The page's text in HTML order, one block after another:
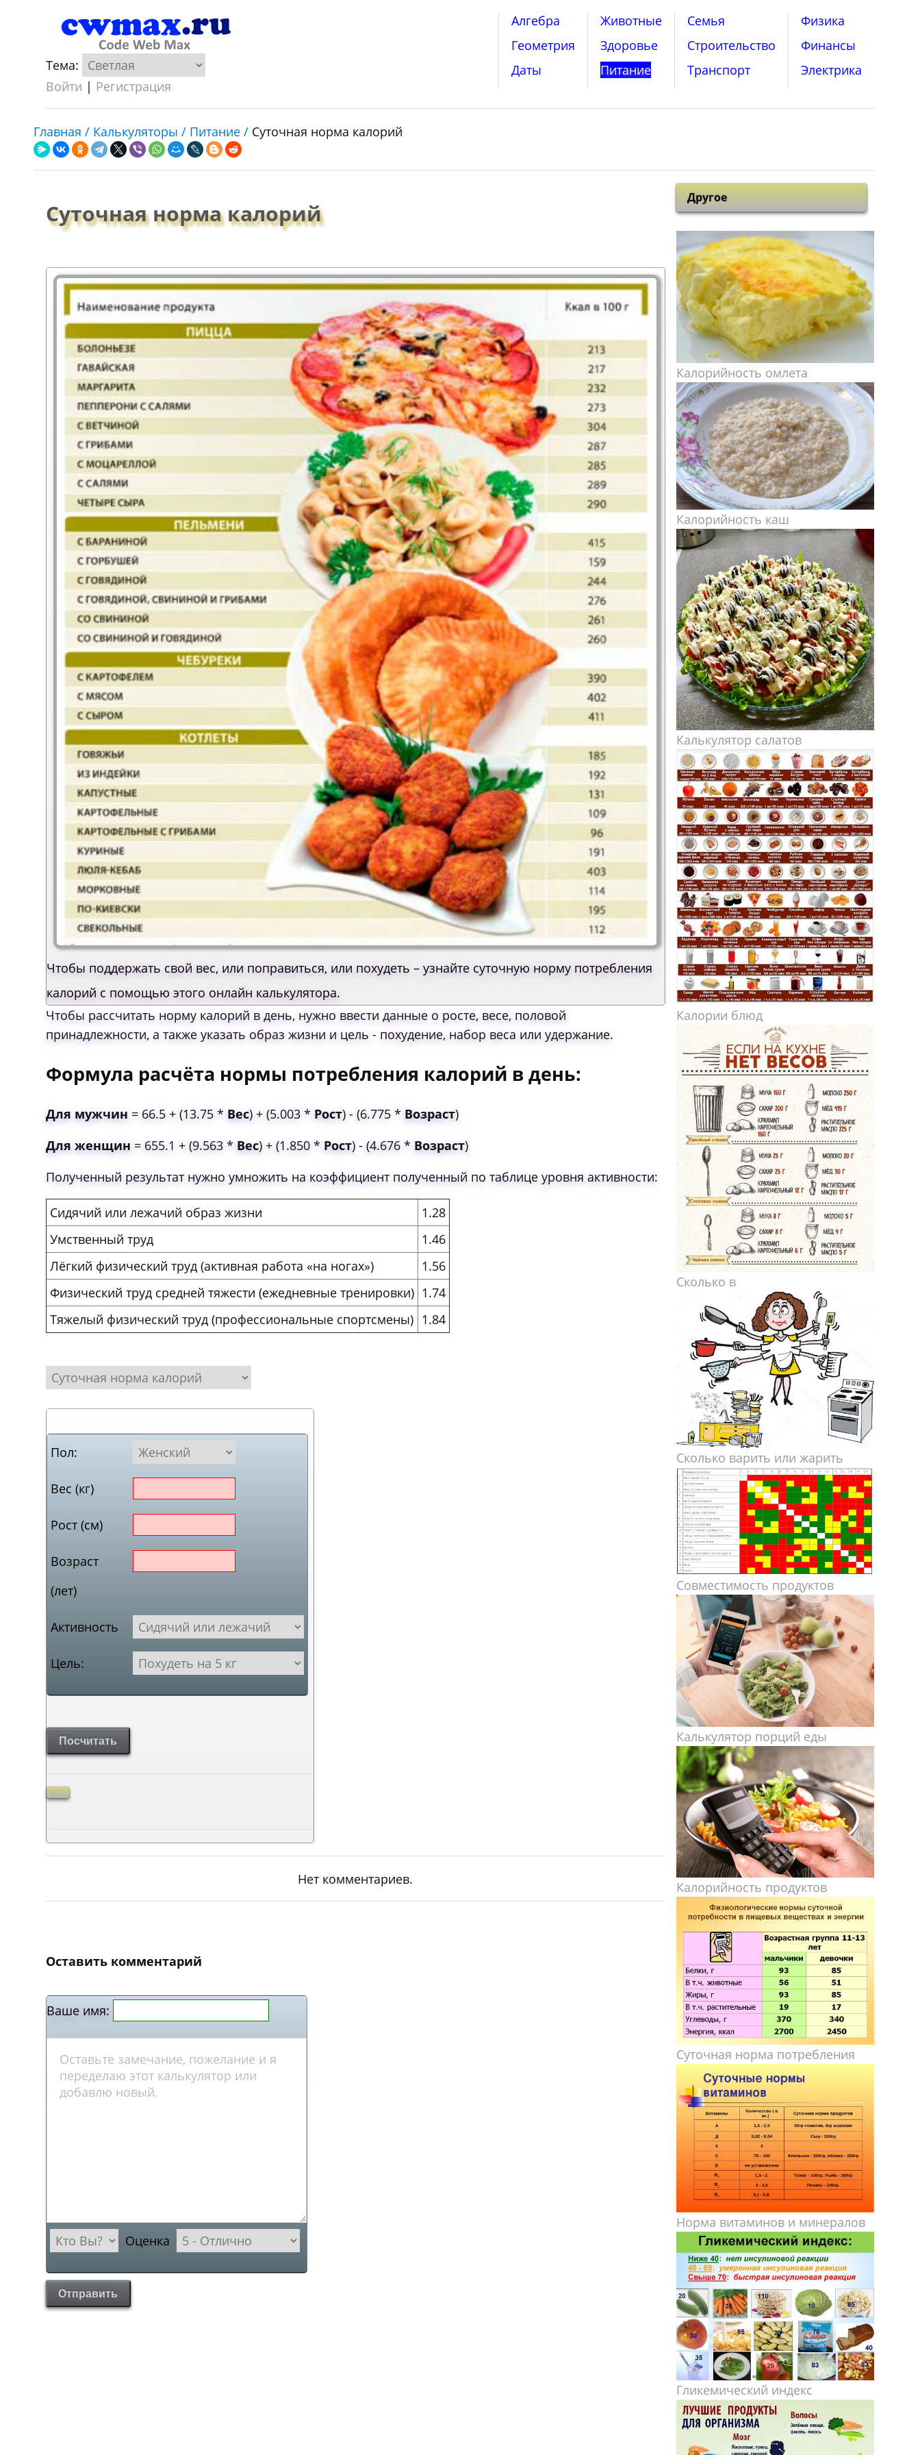
Тема:
Войти | Регистрация
Алгебра
Геометрия
Даты
Животные
Здоровье
Питание
Семья
Строительство
Транспорт
Физика
Финансы
Электрика
Главная / Калькуляторы / Питание / Суточная норма калорий
Суточная норма калорий
Чтобы поддержать свой вес, или поправиться, или похудеть – узнайте суточную норму потребления
калорий с помощью этого онлайн калькулятора.
Чтобы рассчитать норму калорий в день, нужно ввести данные о росте, весе, половой
принадлежности, а также указать образ жизни и цель - похудение, набор веса или удержание.
Формула расчёта нормы потребления калорий в день:
Для мужчин = 66.5 + (13.75 * Вес) + (5.003 * Рост) - (6.775 * Возраст)
Для женщин = 655.1 + (9.563 * Вес) + (1.850 * Рост) - (4.676 * Возраст)
Полученный результат нужно умножить на коэффициент полученный по таблице уровня активности:
Сидячий или лежачий образ жизни
1.28
Умственный труд
1.46
Лёгкий физический труд (активная работа «на ногах»)
1.56
Физический труд средней тяжести (ежедневные тренировки) 1.74
Тяжелый физический труд (профессиональные спортсмены) 1.84
Пол:
Вес (кг)
Рост (см)
Возраст
(лет)
Активность
Цель:
Посчитать
Нет комментариев.
Оставить комментарий
Ваше имя:
Оценка
Отправить
Другое
Калорийность омлета
Калорийность каш
Калькулятор салатов
Калории блюд
Сколько в
Сколько варить или жарить
Совместимость продуктов
Калькулятор порций еды
Калорийность продуктов
Суточная норма потребления
Норма витаминов и минералов
Гликемический индекс